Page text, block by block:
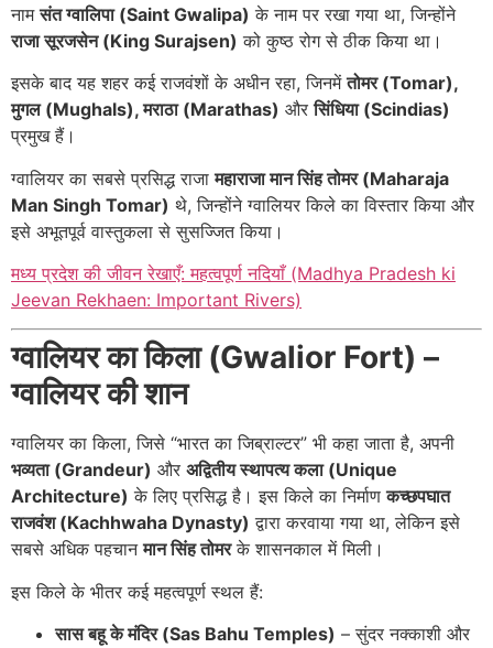
नामसंत ग्वालिपा (Saint Gwalipa) के नाम पर रखा गया था, जिन्होंने
राजा सूरजसेन (King Surajsen) को कुष्ठ रोग से ठीक किया था।
इसके बाद यह शहर कई राजवंशों के अधीन रहा, जिनमेंतोमर (Tomar),
मुगल (Mughals), मराठा (Marathas) औरसिंधिया (Scindias)
प्रमुख हैं।
ग्वालियर का सबसे प्रसिद्ध राजामहाराजा मान सिंह तोमर (Maharaja
Man Singh Tomar) थे, जिन्होंने ग्वालियर किले का विस्तार किया और
इसे अभूतपूर्व वास्तुकला से सुसज्जित किया।
मध्य प्रदेश की जीवन रेखाएँ: महत्वपूर्ण नदियाँ (Madhya Pradesh ki
Jeevan Rekhaen: Important Rivers)
ग्वालियर का किला (Gwalior Fort) –
ग्वालियर की शान
ग्वालियर का किला, जिसे “भारत का जिब्राल्टर” भी कहा जाता है, अपनी
भव्यता (Grandeur) और अद्वितीय स्थापत्य कला (Unique
Architecture) के लिए प्रसिद्ध है। इस किले का निर्माणकच्छपघात
राजवंश (Kachhwaha Dynasty) द्वारा करवाया गया था, लेकिन इसे
सबसे अधिक पहचानमान सिंह तोमरके शासनकाल में मिली।
इस किले के भीतर कई महत्वपूर्ण स्थल हैं:
सास बहू के मंदिर (Sas Bahu Temples) – सुंदर नक्काशी और